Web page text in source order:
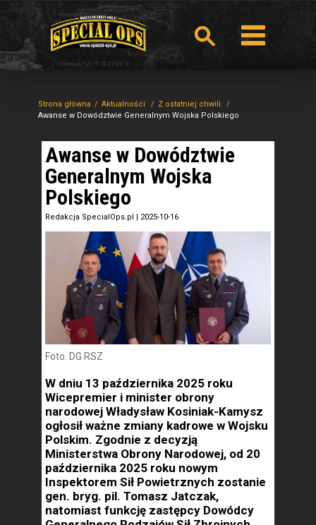
Strona główna Aktualności
Z ostatniej chwili
Awanse w Dowództwie Generalnym Wojska Polskiego
Awanse w Dowództwie
Generalnym Wojska
Polskiego
Redakcja SpecialOps.pl | 2025-10-16
Foto. DG RSZ
W dniu 13 października 2025 roku
Wicepremier i minister obrony
narodowej Władysław Kosiniak-Kamysz
ogłosił ważne zmiany kadrowe w Wojsku
Polskim. Zgodnie z decyzją
Ministerstwa Obrony Narodowej, od 20
października 2025 roku nowym
Inspektorem Sił Powietrznych zostanie
gen. bryg. pil. Tomasz Jatczak,
natomiast funkcję zastępcy Dowódcy